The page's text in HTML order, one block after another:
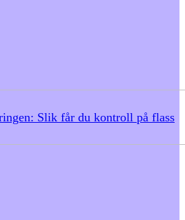
Slik får du kontroll på flass